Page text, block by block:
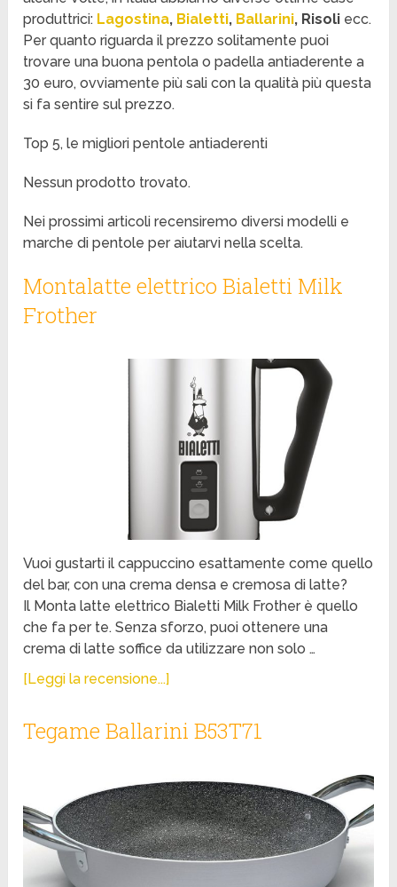
produttrici: Lagostina, Bialetti, Ballarini, Risoli ecc.
Per quanto riguarda il prezzo solitamente puoi
trovare una buona pentola o padella antiaderente a
30 euro, ovviamente più sali con la qualità più questa
si fa sentire sul prezzo.
Top 5, le migliori pentole antiaderenti
Nessun prodotto trovato.
Nei prossimi articoli recensiremo diversi modelli e
marche di pentole per aiutarvi nella scelta.
Montalatte elettrico Bialetti Milk
Frother
Vuoi gustarti il cappuccino esattamente come quello
del bar, con una crema densa e cremosa di latte?
Il Monta latte elettrico Bialetti Milk Frother è quello
che fa per te. Senza sforzo, puoi ottenere una
crema di latte soffice da utilizzare non solo …
[Leggi la recensione...]
Tegame Ballarini B53T71